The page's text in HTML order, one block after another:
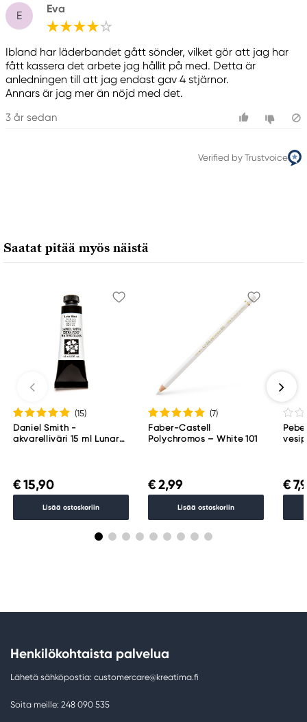
+46 (04) 22 30 70
E
Eva
Ibland har läderbandet gått sönder, vilket gör att jag har
fått kassera det arbete jag hållit på med. Detta är
anledningen till att jag endast gav 4 stjärnor.
Annars är jag mer än nöjd med det.
3 år sedan
Verified by Trustvoice
Saatat pitää myös näistä
(15)
Daniel Smith -
akvarelliväri 15 ml Lunar
€ 15,90
Lisää ostoskoriin
(7)
Faber-Castell
Polychromos – White 101
€ 2,99
Lisää ostoskoriin
€
Henkilökohtaista palvelua
Lähetä sähköpostia: customercare@kreatima.fi
Soita meille: 248 090 535